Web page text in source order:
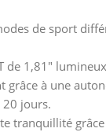
de sport
de 1,81″
grâce à une
20 jours.
tranquillité grâce